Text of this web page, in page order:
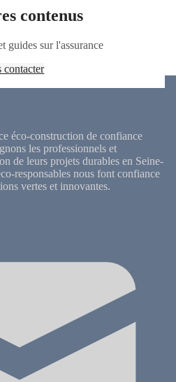
contenus
guides sur l'assurance
contacter
éco-construction de confiance
les professionnels et
de leurs projets durables en Seine-
responsables nous font confiance
vertes et innovantes.